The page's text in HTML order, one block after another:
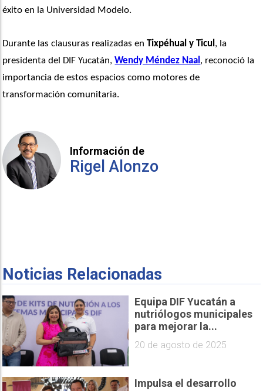
éxito en la Universidad Modelo.
Durante las clausuras realizadas en Tixpéhual y Ticul , la
presidenta del DIF Yucatán, Wendy Méndez Naal , reconoció la
importancia de estos espacios como motores de
transformación comunitaria.
Información de
Rigel Alonzo
Noticias Relacionadas
Equipa DIF Yucatán a
nutriólogos municipales
para mejorar la...
20 de agosto de 2025
Impulsa el desarrollo